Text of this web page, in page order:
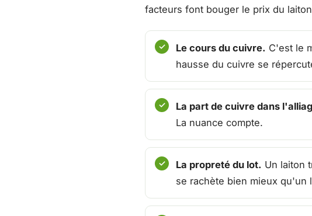
facteurs font bouger le prix du
Le cours du cuivre. C'est le
hausse du cuivre se
La part de cuivre dans
La nuance compte.
La propreté du lot. Un laiton
se rachète bien mieux qu'un